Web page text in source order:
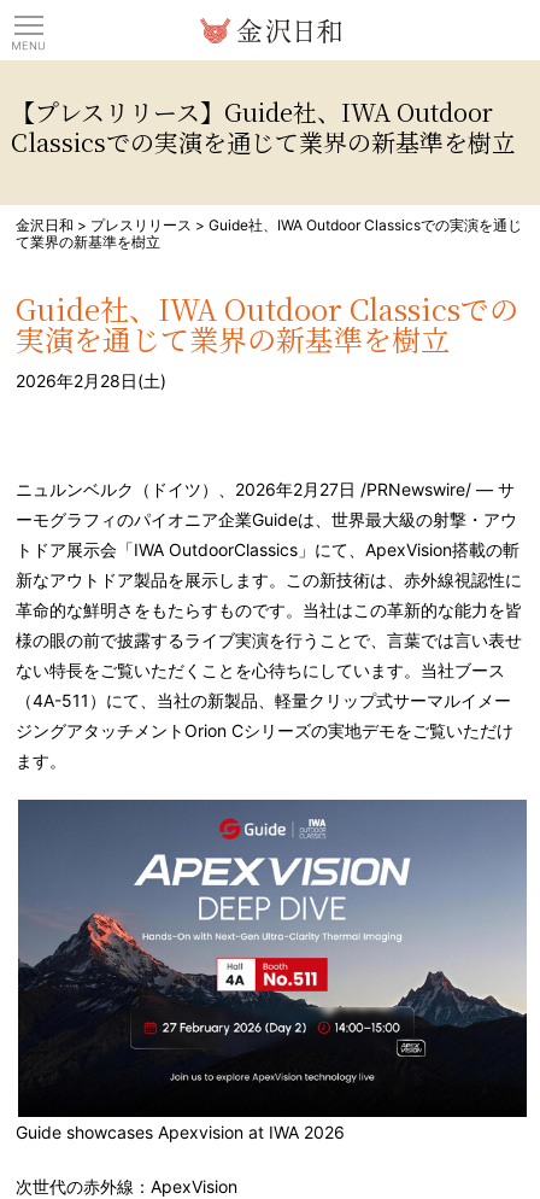
【プレスリリース】Guide社、IWA Outdoor
Classicsでの実演を通じて業界の新基準を樹立
金沢日和 > プレスリリース >Guide社、IWA Outdoor Classicsでの実演を通じ
て業界の新基準を樹立
Guide社、IWA Outdoor Classicsでの
実演を通じて業界の新基準を樹立
2026年2月28日(土)
ニュルンベルク（ドイツ）、2026年2月27日 /PRNewswire/ — サ
ーモグラフィのパイオニア企業Guideは、世界最大級の射撃・アウ
トドア展示会「IWA OutdoorClassics」にて、ApexVision搭載の斬
新なアウトドア製品を展示します。この新技術は、赤外線視認性に
革命的な鮮明さをもたらすものです。当社はこの革新的な能力を皆
様の眼の前で披露するライブ実演を行うことで、言葉では言い表せ
ない特長をご覧いただくことを心待ちにしています。当社ブース
（4A-511）にて、当社の新製品、軽量クリップ式サーマルイメー
ジングアタッチメントOrion Cシリーズの実地デモをご覧いただけ
ます。
Guide showcases Apexvision at IWA 2026
次世代の赤外線：ApexVision